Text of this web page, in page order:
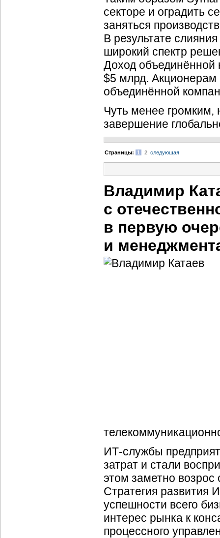
секторе и оградить
заняться
В результате
широкий спектр
Доход объединённой
$5 млрд. Акционерам
объединённой
Чуть менее громким,
завершение
Cтраницы: 1 2 следующая
Владимир
с
в первую
и
ИТ-службы
затрат и стали
этом заметно
Стратегия развития
успешности всего
интерес рынка к
процессного